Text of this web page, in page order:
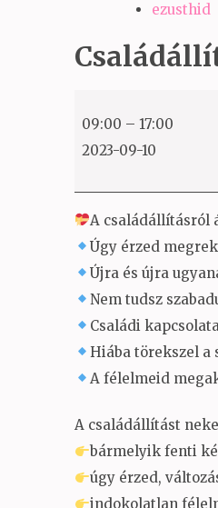
ezusthid
09:00 – 17:00
2023-09-10
A családállításról
Úgy érzed
Újra és újra
Nem tudsz
Családi
Hiába törekszel a
A félelmeid
A családállítást
bármelyik fenti
úgy érzed,
indokolatlan